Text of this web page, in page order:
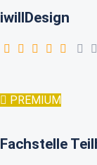
iwillDesign
PREMIUM
Fachstelle